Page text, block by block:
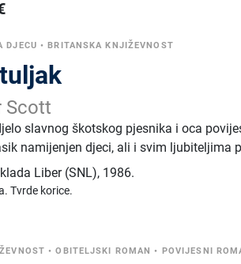
DJECU •BRITANSKA KNJIŽEVNOST
Scott
slavnog škotskog pjesnika i oca
namijenjen djeci, ali i svim ljubiteljima
Liber (SNL), 1986.
Tvrde korice.
•OBITELJSKI ROMAN • POVIJESNI